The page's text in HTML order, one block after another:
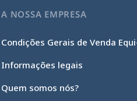
A NOSSA EMPRESA
Condições Gerais de Venda
Informações legais
Quem somos nós?